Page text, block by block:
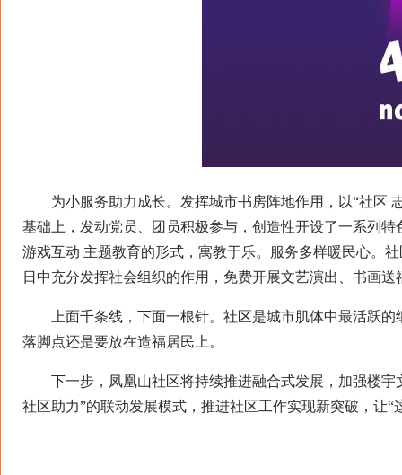
为小服务助力成长。发挥城市书房阵地作用，以“社区
基础上，发动党员、团员积极参与，创造性开设了一系列
游戏互动 主题教育的形式，寓教于乐。服务多样暖民心。
日中充分发挥社会组织的作用，免费开展文艺演出、书画送
上面千条线，下面一根针。社区是城市肌体中最活跃的
落脚点还是要放在造福居民上。
下一步，凤凰山社区将持续推进融合式发展，加强楼宇
社区助力”的联动发展模式，推进社区工作实现新突破，让